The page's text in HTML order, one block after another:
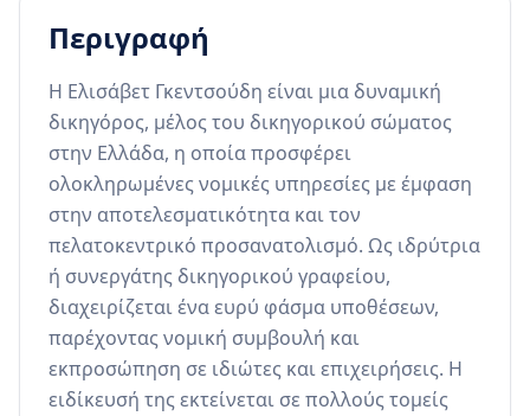
Περιγραφή
Η Ελισάβετ Γκεντσούδη είναι μια δυναμική
δικηγόρος, μέλος του δικηγορικού σώματος
στην Ελλάδα, η οποία προσφέρει
ολοκληρωμένες νομικές υπηρεσίες με έμφαση
στην αποτελεσματικότητα και τον
πελατοκεντρικό προσανατολισμό. Ως ιδρύτρια
ή συνεργάτης δικηγορικού γραφείου,
διαχειρίζεται ένα ευρύ φάσμα υποθέσεων,
παρέχοντας νομική συμβουλή και
εκπροσώπηση σε ιδιώτες και επιχειρήσεις. Η
ειδίκευσή της εκτείνεται σε πολλούς τομείς